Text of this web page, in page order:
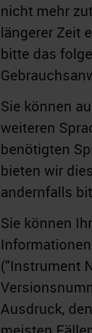
nicht mehr
längerer Zeit
bitte das
Sie können
weiteren
benötigten
bieten wir
andernfalls
Sie können
("Instrument
Ausdruck,